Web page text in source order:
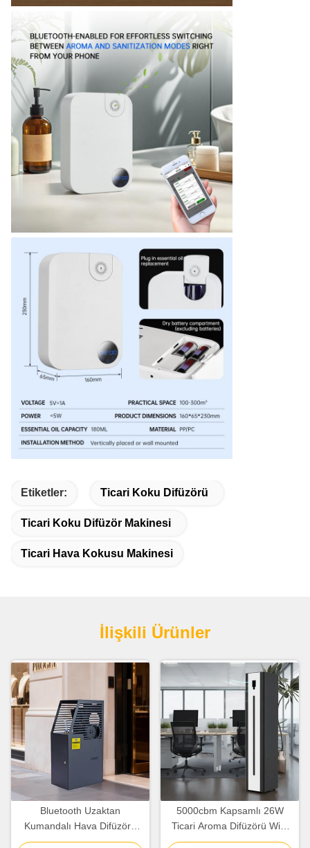
Etiketler: Ticari Koku Difüzörü
Ticari Koku Difüzör Makinesi
Ticari Hava Kokusu Makinesi
İlişkili Ürünler
Bluetooth Uzaktan
Kumandalı Hava Difüzörü
Ticari Akıllı Ekranlı 5000cbm
5000cbm Kapsamlı 26W
Ticari Aroma Difüzörü WiFi
Bluetooth APP Kontrollü